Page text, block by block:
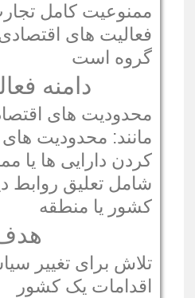
ممنوعیت کامل
فعالیت های
گروه است
دامنه
محدودیت های
مانند: محدودیت
کردن دارایی ها یا
شامل تعلیق روابط
کشور یا منطقه
تلاش برای تغییر
اقدامات یک کشور